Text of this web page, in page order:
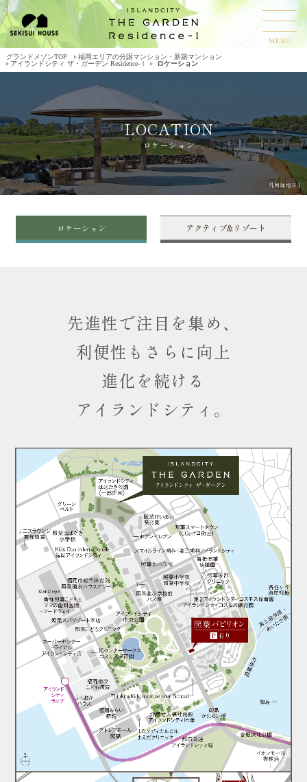
MENU
グランドメゾンTOP
福岡エリアの分譲マンション・新築マンション
アイランドシティ ザ・ガーデン Residence-Ⅰ
ロケーション
LOCATION
ロケーション
外周緑地※1
ロケーション アクティブ&リゾート
先進性で注目を集め、
利便性もさらに向上
進化を続ける
アイランドシティ。